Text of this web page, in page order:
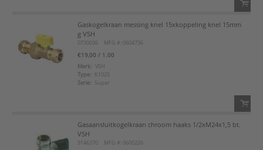
QTY:
Voeg toe aan favorietenlijst
Gaskogelkraan messing knel 15xkoppeling knel 15mm
g VSH
0730036 MFG #: 0604736
€19,00 / 1.00
Merk: VSH
Type:
K1025
Serie:
Super
Gasaansluitkogelkraan chroom haaks 1/2xM24x1,5 bt.
VSH
9146370 MFG #: 0600226